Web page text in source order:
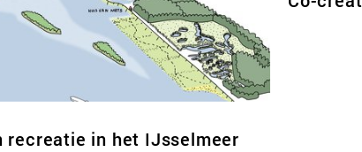
recreatie in het IJsselmeer